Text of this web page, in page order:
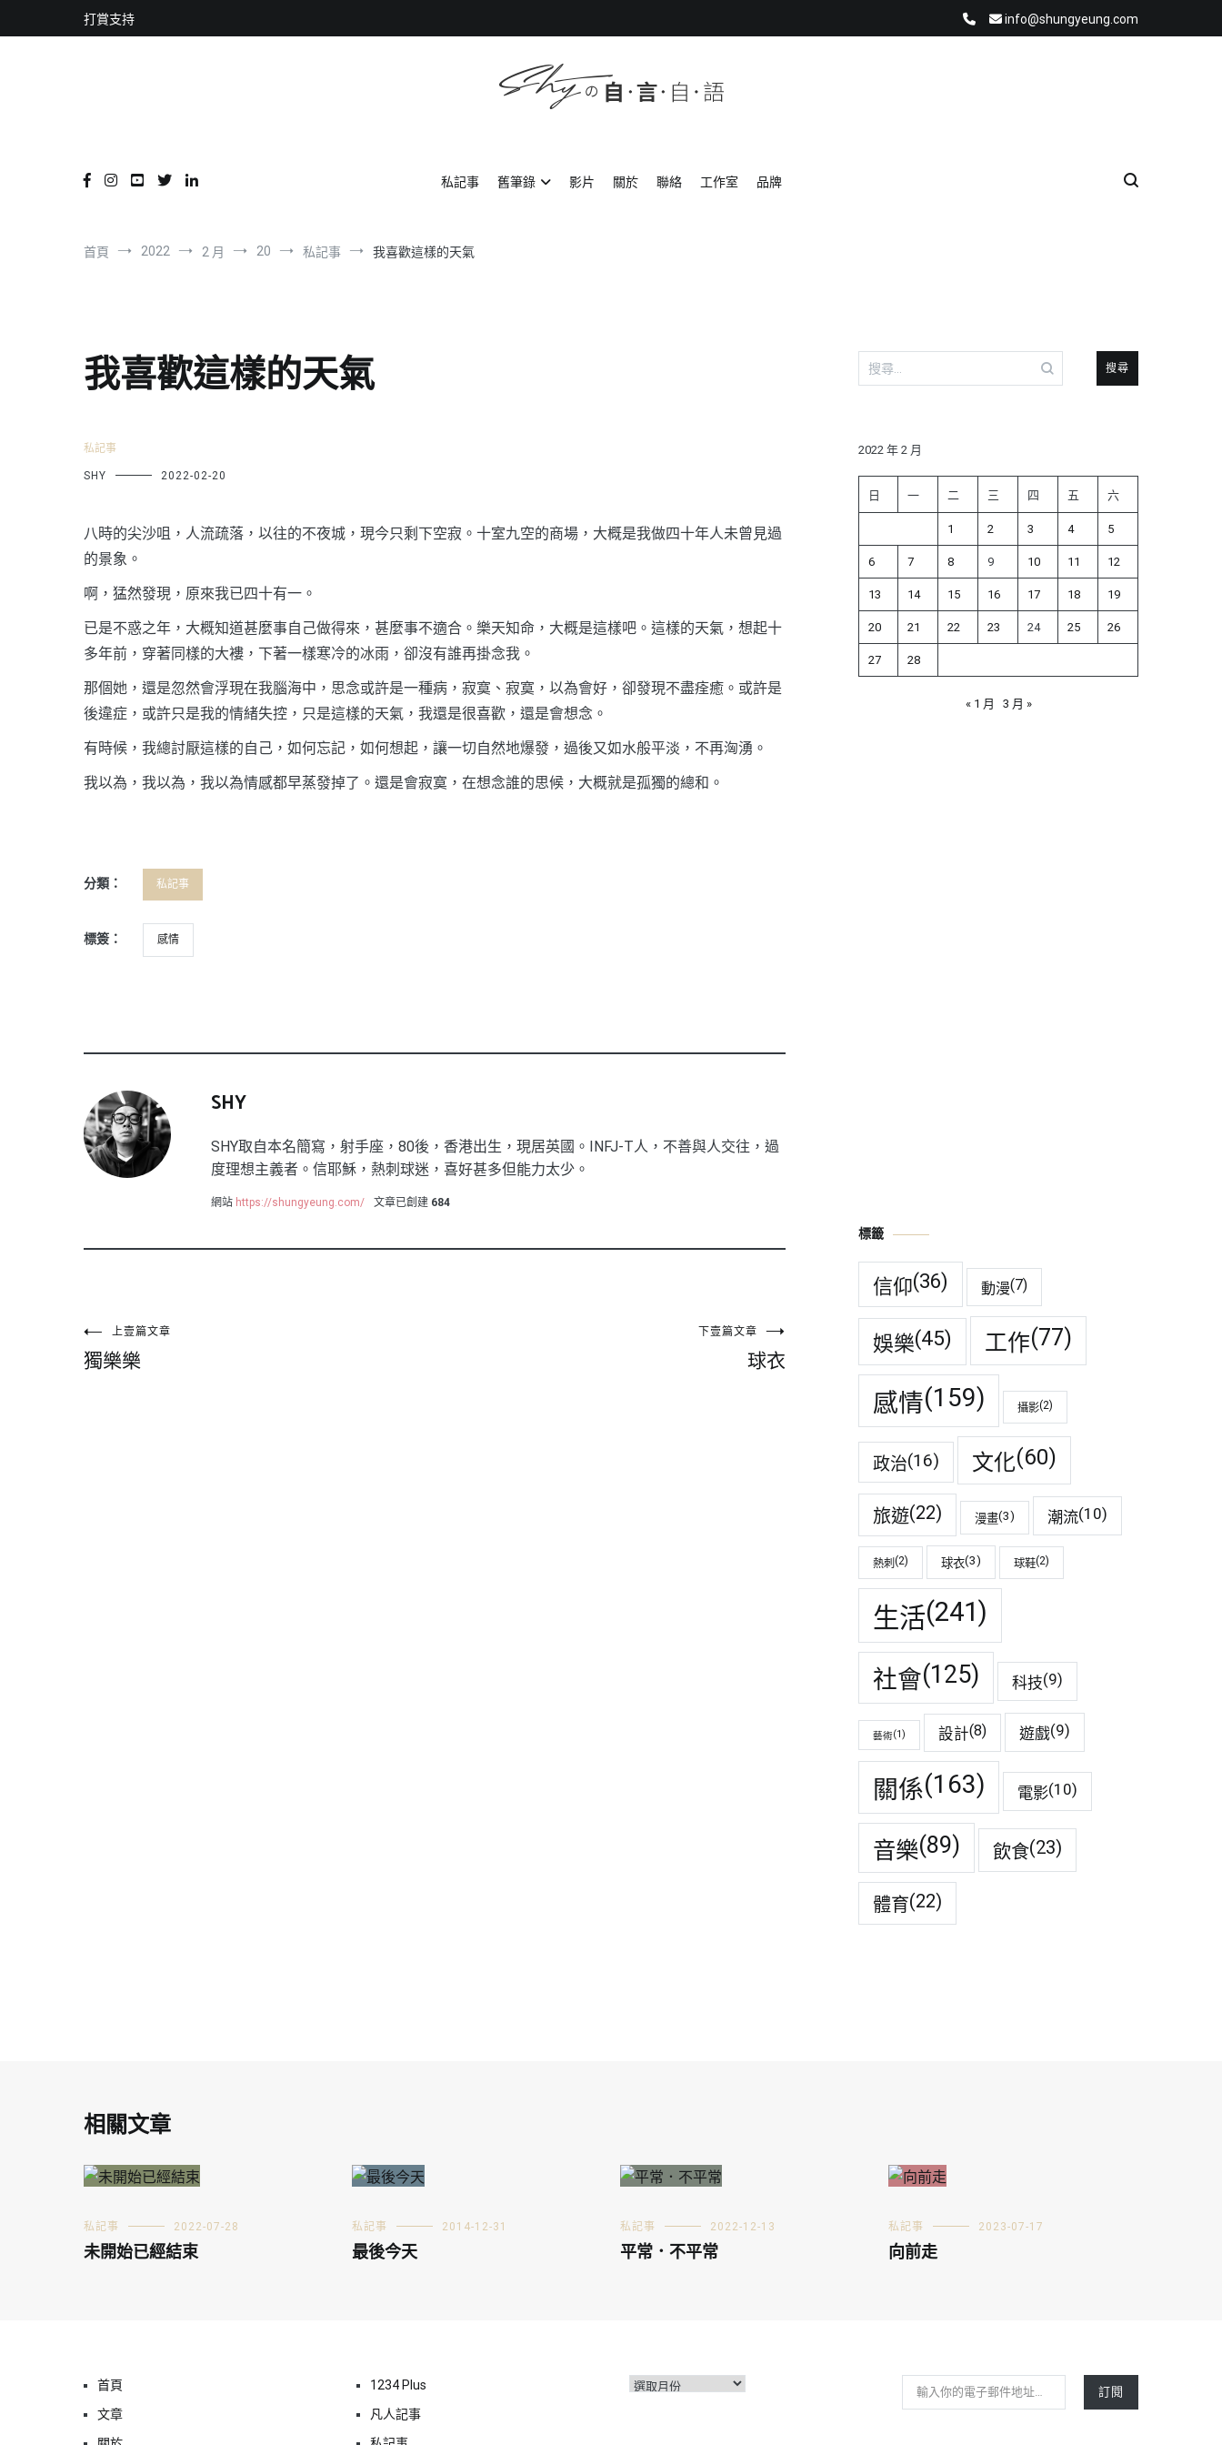
到
打賞支持 info@shungyeung.com
私記事 舊筆錄 影片 關於 聯絡 工作室 品牌
首頁 2022 2 月 20 私記事 我喜歡這樣的天氣
我喜歡這樣的天氣
私記事
SHY 2022-02-20
八時的尖沙咀，人流疏落，以往的不夜城，現今只剩下空寂。十室九空的商場，大概是我做四十年人未曾見過
的景象。
啊，猛然發現，原來我已四十有一。
已是不惑之年，大概知道甚麼事自己做得來，甚麼事不適合。樂天知命，大概是這樣吧。這樣的天氣，想起十
多年前，穿著同樣的大褸，下著一樣寒冷的冰雨，卻沒有誰再掛念我。
那個她，還是忽然會浮現在我腦海中，思念或許是一種病，寂寞、寂寞，以為會好，卻發現不盡痊癒。或許是
後違症，或許只是我的情緒失控，只是這樣的天氣，我還是很喜歡，還是會想念。
有時候，我總討厭這樣的自己，如何忘記，如何想起，讓一切自然地爆發，過後又如水般平淡，不再洶湧。
我以為，我以為，我以為情感都早蒸發掉了。還是會寂寞，在想念誰的思候，大概就是孤獨的總和。
分類： 私記事
標簽： 感情
SHY
SHY取自本名簡寫，射手座，80後，香港出生，現居英國。INFJ-T人，不善與人交往，過
度理想主義者。信耶穌，熱刺球迷，喜好甚多但能力太少。
網站 https://shungyeung.com/ 文章已創建 684
文上壹篇文章
獨樂樂
下壹篇文章
球衣
搜
尋
字:
2022 年 2 月
日 一 二 三 四 五 六
1 2 3 4 5
6 7 8 9 10 11 12
13 14 15 16 17 18 19
20 21 22 23 24 25 26
27 28
« 1 月 3 月 »
標籤
信仰(36) 動漫(7)
娛樂(45) 工作(77)
感情(159) 攝影(2)
政治(16) 文化(60)
旅遊(22) 漫畫(3) 潮流(10)
熱刺 (2) 球衣(3) 球鞋(2)
生活(241)
社會(125) 科技(9)
藝術(1) 設計(8) 遊戲(9)
關係(163) 電影(10)
音樂(89) 飲食(23)
體育(22)
相關文章
私記事 2022-07-28
未開始已經結束
私記事 2014-12-31
最後今天
私記事 2022-12-13
平常．不平常
私記事 2023-07-17
向前走
首頁
文章
1234 Plus
凡人記事
彙
輸入你的電子郵件地址…
訂閱